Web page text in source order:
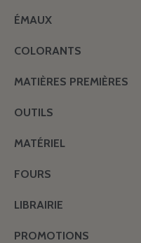
ÉMAUX
COLORANTS
MATIÈRES PREMIÈRES
OUTILS
MATÉRIEL
FOURS
LIBRAIRIE
PROMOTIONS